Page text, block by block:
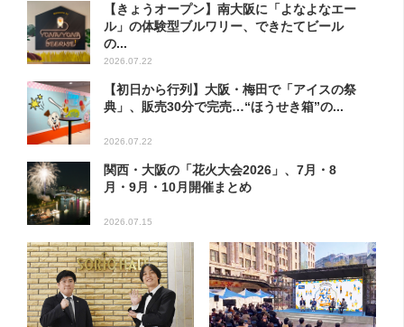
【きょうオープン】南大阪に「よなよなエー
ル」の体験型ブルワリー、できたてビール
の...
2026.07.22
【初日から行列】大阪・梅田で「アイスの祭
典」、販売30分で完売…“ほうせき箱”の...
2026.07.22
関西・大阪の「花火大会2026」、7月・8
月・9月・10月開催まとめ
2026.07.15